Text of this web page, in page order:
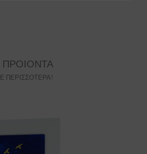
ΠΡΟΙΟΝΤΑ
ΠΕΡΙΣΣΟΤΕΡΑ!